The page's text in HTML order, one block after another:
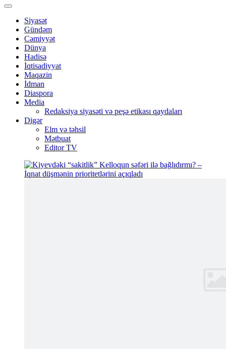
Siyasət
Gündəm
Cəmiyyət
Dünya
Hadisə
İqtisadiyyat
Maqazin
İdman
Diaspora
Media
Redaksiya siyasəti və peşə etikası qaydaları
Digər
Elm və təhsil
Mətbuat
Editor TV